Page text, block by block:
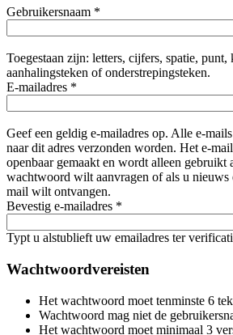
Gebruikersnaam *
Toegestaan zijn: letters, cijfers, spatie, punt,
aanhalingsteken of onderstrepingsteken.
E-mailadres *
Geef een geldig e-mailadres op. Alle e-
naar dit adres verzonden worden. Het e-
openbaar gemaakt en wordt alleen gebruikt
wachtwoord wilt aanvragen of als u
mail wilt ontvangen.
Bevestig e-mailadres *
Typt u alstublieft uw emailadres ter
Wachtwoordvereisten
Het wachtwoord moet tenminste 6
Wachtwoord mag niet de
Het wachtwoord moet minimaal 3